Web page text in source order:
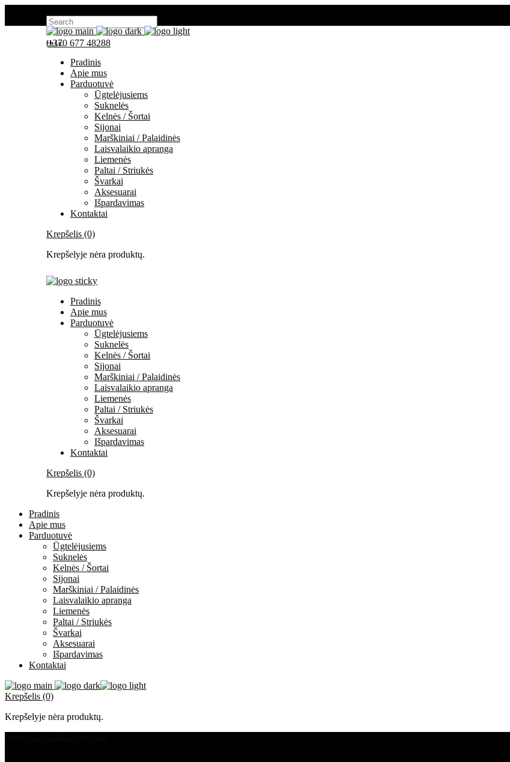
+370 677 48288
fbig
Pradinis
Apie mus
Parduotuvė
Ūgtelėjusiems
Suknelės
Kelnės / Šortai
Sijonai
Marškiniai / Palaidinės
Laisvalaikio apranga
Liemenės
Paltai / Striukės
Švarkai
Aksesuarai
Išpardavimas
Kontaktai
Krepšelis (0)
Krepšelyje nėra produktų.
Pradinis
Apie mus
Parduotuvė
Ūgtelėjusiems
Suknelės
Kelnės / Šortai
Sijonai
Marškiniai / Palaidinės
Laisvalaikio apranga
Liemenės
Paltai / Striukės
Švarkai
Aksesuarai
Išpardavimas
Kontaktai
Krepšelis (0)
Krepšelyje nėra produktų.
Pradinis
Apie mus
Parduotuvė
Ūgtelėjusiems
Suknelės
Kelnės / Šortai
Sijonai
Marškiniai / Palaidinės
Laisvalaikio apranga
Liemenės
Paltai / Striukės
Švarkai
Aksesuarai
Išpardavimas
Kontaktai
Krepšelis (0)
Krepšelyje nėra produktų.